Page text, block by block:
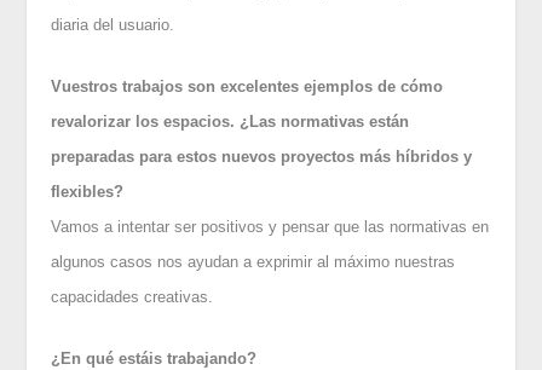
diaria del usuario.
Vuestros trabajos son excelentes ejemplos de cómo
revalorizar los espacios. ¿Las normativas están
preparadas para estos nuevos proyectos más híbridos y
flexibles?
Vamos a intentar ser positivos y pensar que las normativas en
algunos casos nos ayudan a exprimir al máximo nuestras
capacidades creativas.
¿En qué estáis trabajando?